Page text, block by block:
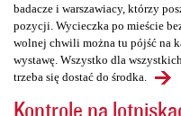
badacze i warszawiacy, którzy
pozycji. Wycieczka po mieście
wolnej chwili można tu pójść na
wystawę. Wszystko dla
trzeba się dostać do środka.
Kontrole na